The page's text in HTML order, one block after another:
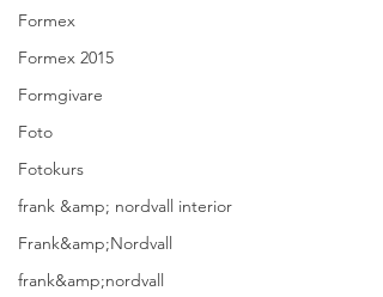
Formex
Formex 2015
Formgivare
Foto
Fotokurs
frank &amp; nordvall interior
Frank&amp;Nordvall
frank&amp;nordvall